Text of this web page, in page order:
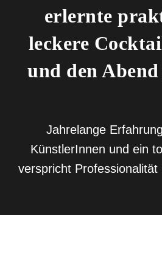
erlernte
leckere
und den Abend
Jahrelange
KünstlerInnen und ein
verspricht Professionalität